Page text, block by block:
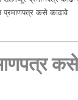
प्रमाणपत्र कसे काढावे